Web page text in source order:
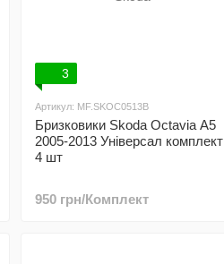
3
Артикул: MF.SKOC0513B
Бризковики Skoda Octavia A5
2005-2013 Універсал комплект
4 шт
950 грн/Комплект